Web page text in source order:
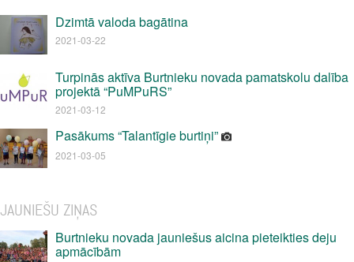
Dzimtā valoda bagātina
2021-03-22
Turpinās aktīva Burtnieku novada pamatskolu dalība
projektā “PuMPuRS”
2021-03-12
Pasākums “Talantīgie burtiņi”
2021-03-05
JAUNIEŠU ZIŅAS
Burtnieku novada jauniešus aicina pieteikties deju
apmācībām